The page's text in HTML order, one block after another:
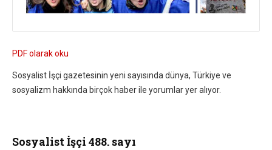
PDF olarak oku
Sosyalist İşçi gazetesinin yeni sayısında dünya, Türkiye ve
sosyalizm hakkında birçok haber ile yorumlar yer alıyor.
Sosyalist İşçi 488. sayı